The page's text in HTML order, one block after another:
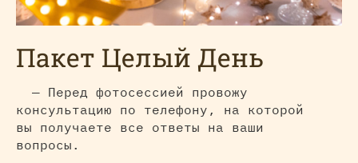
Пакет Целый День
— Перед фотосессией провожу
консультацию по телефону, на которой
вы получаете все ответы на ваши
вопросы.